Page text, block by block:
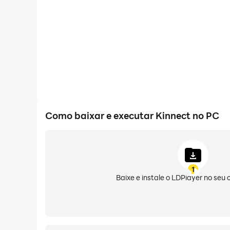
memórias mais tarde. No futuro, poderemos
No geral, o Kinnect foi projetado para tornar
compartilhar suas atividades e
significativa, mas não intrusiva. Esteja você
Como baixar e executar Kinnect no PC
1
Baixe e instale o LDPlayer no